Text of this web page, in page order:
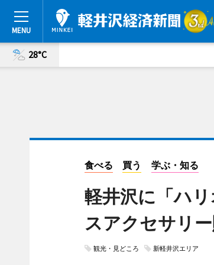
28°C
食べる 買う 学ぶ・知る
軽井沢に「ハ
スアクセサリ
観光・見どころ 新軽井沢エリア